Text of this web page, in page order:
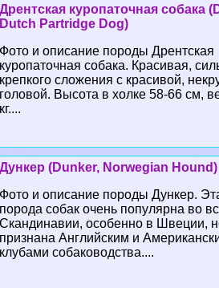
Дрентская куропаточная собака
Dutch Partridge Dog)
Фото и описание породы Дрентская
куропаточная собака. Красивая,
крепкого сложения с красивой,
головой. Высота в холке 58-66 см,
кг....
Дункер (Dunker, Norwegian Hound)
Фото и описание породы Дункер.
порода собак очень популярна во
Скандинавии, особенно в Швеции,
признана Английским и
клубами собаководства....